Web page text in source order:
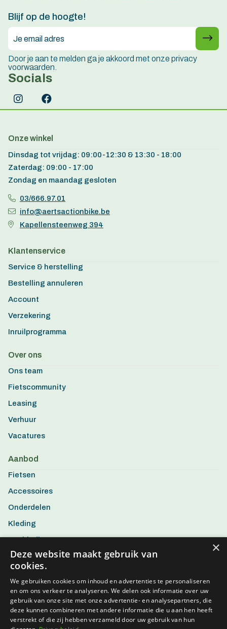
Blijf op de hoogte!
Door je aan te melden ga je akkoord met onze privacy
voorwaarden.
Socials
Onze winkel
Dinsdag tot vrijdag: 09:00-12:30 & 13:30 - 18:00
Zaterdag: 09:00 - 17:00
Zondag en maandag gesloten
03/666.97.01
info@aertsactionbike.be
Kapellensteenweg 394
Klantenservice
Service & herstelling
Bestelling annuleren
Account
Verzekering
Inruilprogramma
Over ons
Ons team
Fietscommunity
Leasing
Verhuur
Vacatures
Aanbod
Fietsen
Accessoires
Onderdelen
Kleding
Aanbiedingen
×
Deze website maakt gebruik van
cookies.
We gebruiken cookies om inhoud en advertenties te personaliseren
en om ons verkeer te analyseren. We delen ook informatie over uw
gebruik van onze site met onze advertentie- en analysepartners, die
deze kunnen combineren met andere informatie die u aan hen heeft
verstrekt of die zij hebben verzameld door uw gebruik van hun